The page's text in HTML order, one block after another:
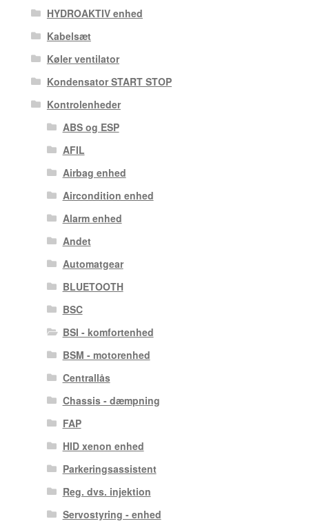
HYDROAKTIV enhed
Kabelsæt
Køler ventilator
Kondensator START STOP
Kontrolenheder
ABS og ESP
AFIL
Airbag enhed
Aircondition enhed
Alarm enhed
Andet
Automatgear
BLUETOOTH
BSC
BSI - komfortenhed
BSM - motorenhed
Centrallås
Chassis - dæmpning
FAP
HID xenon enhed
Parkeringsassistent
Reg. dvs. injektion
Servostyring - enhed